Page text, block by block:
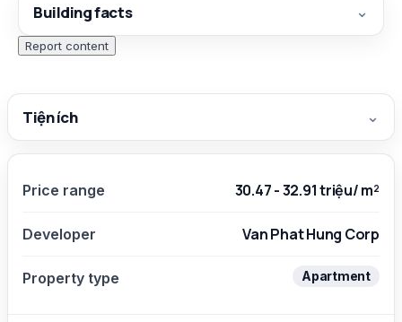
Building facts ⌄
Report content
Tiện ích ⌄
Price range 30.47 - 32.91 triệu/ m²
Developer Van Phat Hung Corp
Property type Apartment